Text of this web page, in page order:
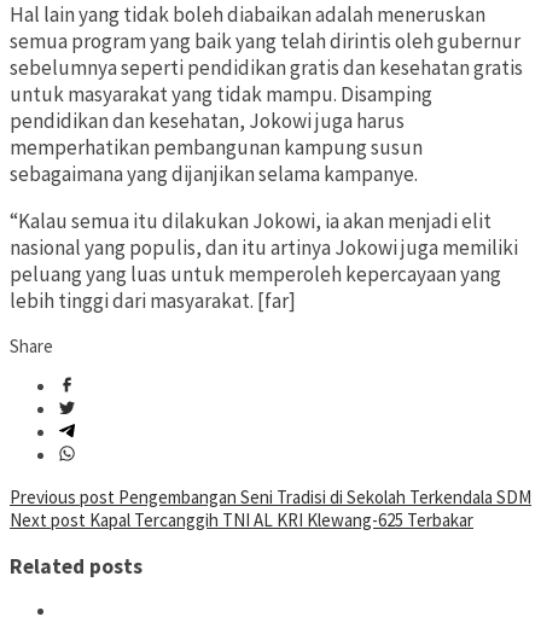
Hal lain yang tidak boleh diabaikan adalah meneruskan
semua program yang baik yang telah dirintis oleh gubernur
sebelumnya seperti pendidikan gratis dan kesehatan gratis
untuk masyarakat yang tidak mampu. Disamping
pendidikan dan kesehatan, Jokowi juga harus
memperhatikan pembangunan kampung susun
sebagaimana yang dijanjikan selama kampanye.
“Kalau semua itu dilakukan Jokowi, ia akan menjadi elit
nasional yang populis, dan itu artinya Jokowi juga memiliki
peluang yang luas untuk memperoleh kepercayaan yang
lebih tinggi dari masyarakat. [far]
Share
Post
navigation
Previous post Pengembangan Seni Tradisi di Sekolah Terkendala SDM
Next post Kapal Tercanggih TNI AL KRI Klewang-625 Terbakar
Related posts